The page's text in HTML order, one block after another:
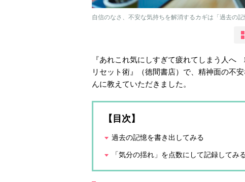
自信のなさ、不安な気持ちを解消するカギは「過去の
『あれこれ気にしすぎて疲れてしまう人
リセット術』（徳間書店）で、精神面の不
んに教えていただきました。
【目次】
過去の記憶を書き出してみる
「気分の揺れ」を点数にして記録してみ